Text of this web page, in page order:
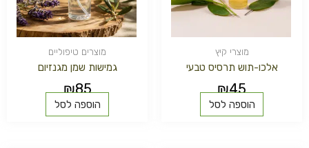
מוצרי קיץ
אלכו-תוש תרסיס טבעי
₪45
הוספה לסל
מוצרים טיפוליים
גמישות שמן מגנזיום
₪85
הוספה לסל